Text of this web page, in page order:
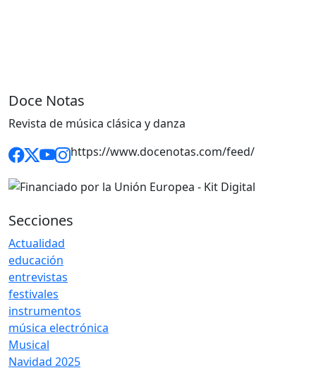
Doce Notas
Revista de música clásica y danza
https://www.docenotas.com/feed/
Secciones
Actualidad
educación
entrevistas
festivales
instrumentos
música electrónica
Musical
Navidad 2025